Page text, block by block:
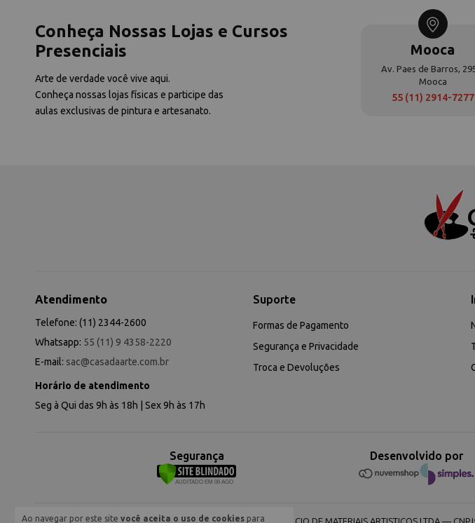
Ao navegar por este site você aceita o uso de cookies para
Conheça Nossas Lojas e Cursos
Presenciais
Arte de verdade você vive aqui.
Conheça nossas lojas físicas e participe das
aulas exclusivas de pintura e artesanato.
Mooca
Av. Paes de Barros,
Mooca
55 (11) 2914-7277
Atendimento
Telefone: (11) 2344-2600
Whatsapp: 55 (11) 9 4358-2220
E-mail: sac@casadaarte.com.br
Horário de atendimento
Seg à Qui das 9h às 18h | Sex 9h às 17h
Suporte
Formas de Pagamento
Segurança e Privacidade
Troca e Devoluções
Segurança Desenvolvido por